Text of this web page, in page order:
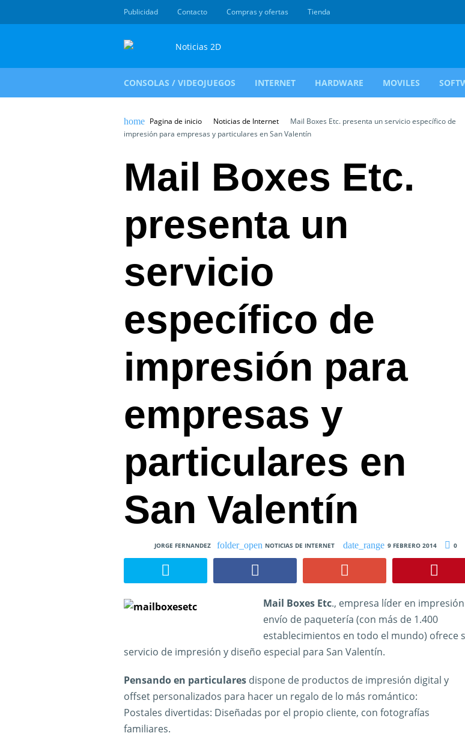
Publicidad Contacto Compras y ofertas Tienda
CONSOLAS / VIDEOJUEGOS INTERNET HARDWARE MOVILES
Pagina de inicio Noticias de Internet
Mail Boxes Etc. presenta un servicio específico de
impresión para empresas y particulares en San Valentín
Mail Boxes Etc.
presenta un
servicio
específico de
impresión para
empresas y
particulares en
San Valentín
JORGE FERNANDEZ NOTICIAS DE INTERNET 9 FEBRERO 2014 0
Mail Boxes Etc., empresa líder en
envío de paquetería (con más de 1.400
establecimientos en todo el mundo) ofrece
servicio de impresión y diseño especial para San Valentín.
Pensando en particulares dispone de productos de impresión digital y
offset personalizados para hacer un regalo de lo más romántico:
Postales divertidas: Diseñadas por el propio cliente, con fotografías
familiares.